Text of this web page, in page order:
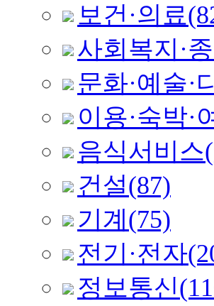
보건·의료
사회복지·
문화·예술·
이용·숙박·
음식서비스
건설(87)
기계 (75)
전기·전자
정보통신